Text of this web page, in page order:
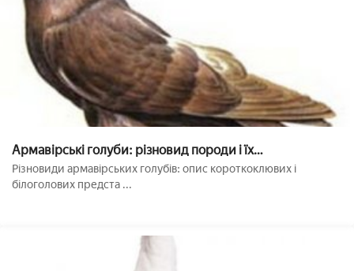
Армавірські голуби: різновид породи і їх
характеристика
Різновиди армавірських голубів: опис короткоклювих і
білоголових предста ...